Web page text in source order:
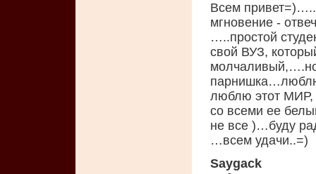
Всем
мгновение -
…..простой
свой ВУЗ,
люблю этот МИР,
со всеми ее
не все )…буду
…всем удачи..=)
Saygack